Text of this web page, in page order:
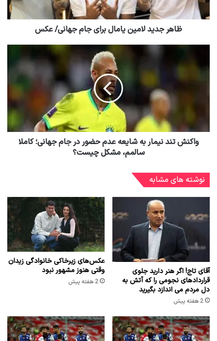
ظاهر جدید لامین یامال برای جام جهانی/ عکس
واکنش تند نیمار به شایعه عدم حضور در جام جهانی؛ کاملا
سالمم، مشکل چیست؟
نوشته های مشابه
آقای تاج! اگر هنر دارید جلوی
قراردادهای نجومی را که آتش به
دل مردم می اندازد بگیرید
2 هفته پیش
عکس‌های زیرخاکی خانوادگی زیدان
وقتی هنوز مشهور نبود
2 هفته پیش